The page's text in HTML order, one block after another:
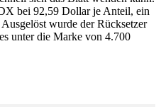
bei 92,59 Dollar je Anteil, ein
wurde der Rücksetzer
unter die Marke von 4.700